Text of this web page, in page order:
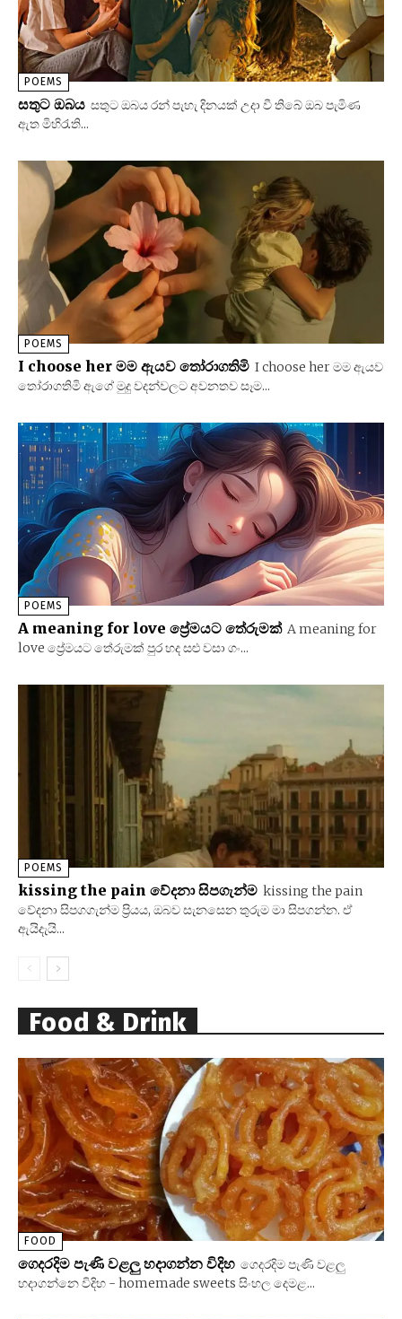
POEMS
සතුට ඔබය සතුට ඔබය රන් පැහැ දිනයක් උදා වී තිබේ ඔබ පැමිණ
ඇත මිහිරැති...
POEMS
I choose her මම ඇයව තෝරාගතිමි I choose her මම ඇයව
තෝරාගතිමි ඇගේ මුදු වදන්වලට අවනතව සෑම...
POEMS
A meaning for love ප්‍රේමයට තේරුමක් A meaning for
love ප්‍රේමයට තේරුමක් පුර හද සළු වසා ගං...
POEMS
kissing the pain වේදනා සිපගැන්ම kissing the pain
වේදනා සිපගගැන්ම ප්‍රියය, ඔබව සැනසෙන තුරුම මා සිපගන්න. ඒ
ඇයිදැයි...
Food & Drink
FOOD
ගෙදරදිම පැණි වළලු හදාගන්න විදිහ ගෙදරදිම පැණි වළලු
හදාගන්නෙ විදිහ - homemade sweets සිංහල දෙමළ...